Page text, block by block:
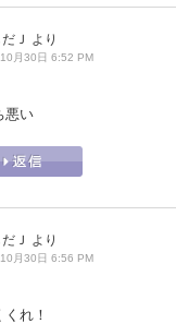
Ｊ より
月30日 6:52 PM
悪い
Ｊ より
月30日 6:56 PM
くれ！